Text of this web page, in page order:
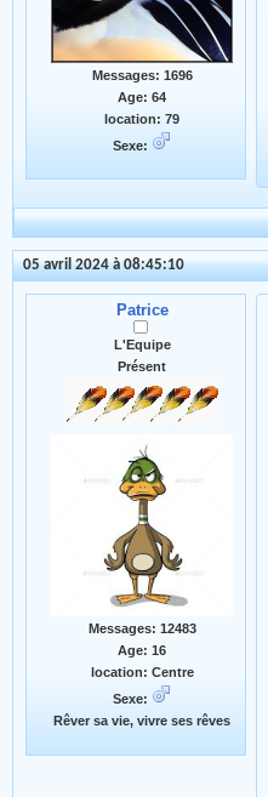
Messages: 1696
Age: 64
location: 79
Sexe:
05 avril 2024 à 08:45:10
Patrice
L'Equipe
Présent
Messages: 12483
Age: 16
location: Centre
Sexe:
Rêver sa vie, vivre ses rêves